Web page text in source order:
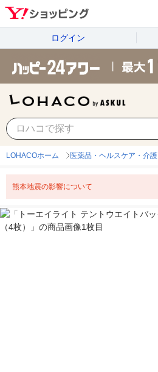
ログイン
LOHACOホーム 医薬品・ヘルスケア・介護
熊本地震の影響について